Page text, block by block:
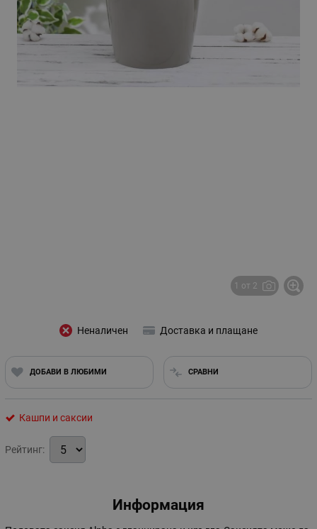
1 от 2
Неналичен Доставка и плащане
ДОБАВИ В ЛЮБИМИ СРАВНИ
Кашпи и саксии
Рейтинг:
Информация